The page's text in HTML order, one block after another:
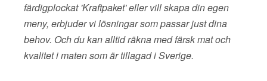
färdigplockat 'Kraftpaket' eller vill skapa din egen
meny, erbjuder vi lösningar som passar just dina
behov. Och du kan alltid räkna med färsk mat och
kvalitet i maten som är tillagad i Sverige.